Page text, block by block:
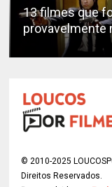
13 filmes que
provavelmente
© 2010-2025
Direitos Reservados.